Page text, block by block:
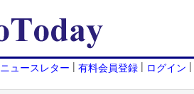
ニュースレター | 有料会員登録 | ログイン |